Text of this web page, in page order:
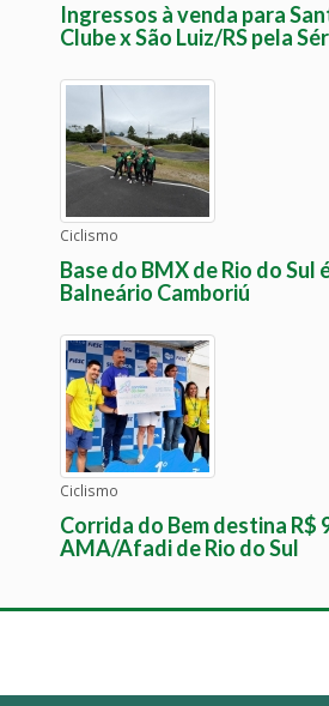
Ingressos à venda para
Clube x São Luiz/RS pela
Ciclismo
Base do BMX de Rio do Sul
Balneário Camboriú
Ciclismo
Corrida do Bem destina R$
AMA/Afadi de Rio do Sul